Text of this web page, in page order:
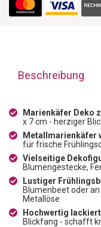
Beschreibung
Marienkäfer Deko
x 7 cm - herziger
Metallmarienkäfer
für frische
Vielseitige
Blumengestecke,
Lustiger
Blumenbeet oder
Metallöse
Hochwertig
Blickfang - schafft